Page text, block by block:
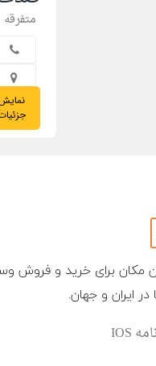
متفرقه
2023
مکان برای خرید و فروش
ایران و جهان.